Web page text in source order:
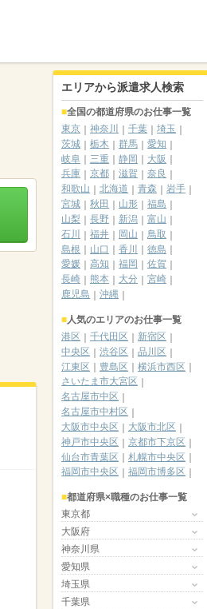
エリアから派遣求人検索
全国の都道府県のお仕事一覧
東京
神奈川 千葉
埼玉
茨城
栃木 群馬
愛知
岐阜
三重 静岡
大阪
兵庫
京都 滋賀
奈良
和歌山
北海道 青森
岩手
宮城
秋田 山形
福島
山梨
長野 新潟
富山
石川
福井 岡山
鳥取
島根
山口 香川
徳島
愛媛
高知 福岡
佐賀
長崎
熊本 大分
宮崎
鹿児島
沖縄
人気のエリアのお仕事一覧
港区
千代田区
新宿区
中央区
渋谷区
品川区
江東区
豊島区
横浜市西区
さいたま市大宮区
名古屋市中区
名古屋市中村区
大阪市中央区
大阪市北区
神戸市中央区
京都市下京区
仙台市青葉区
札幌市中央区
福岡市中央区
福岡市博多区
都道府県×職種のお仕事一覧
東京都
大阪府
神奈川県
愛知県
埼玉県
千葉県